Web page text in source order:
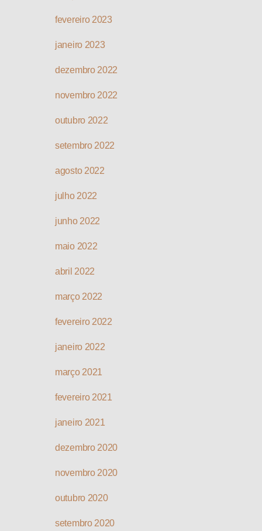
fevereiro 2023
janeiro 2023
dezembro 2022
novembro 2022
outubro 2022
setembro 2022
agosto 2022
julho 2022
junho 2022
maio 2022
abril 2022
março 2022
fevereiro 2022
janeiro 2022
março 2021
fevereiro 2021
janeiro 2021
dezembro 2020
novembro 2020
outubro 2020
setembro 2020